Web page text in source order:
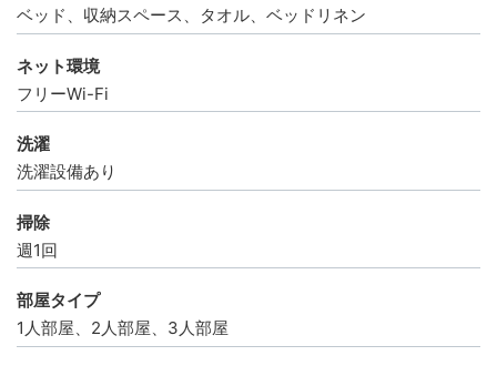
ベッド、収納スペース、タオル、ベッドリネン
ネット環境
フリーWi-Fi
洗濯
洗濯設備あり
掃除
週1回
部屋タイプ
1人部屋、2人部屋、3人部屋